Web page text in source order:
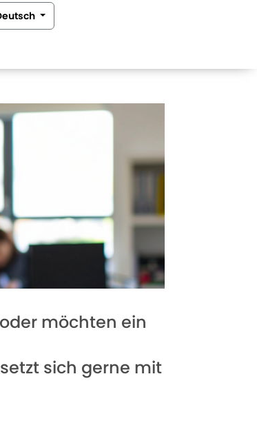
möchten ein
sich gerne mit